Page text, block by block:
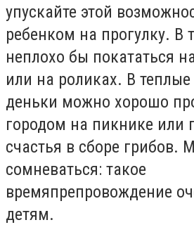
упускайте этой
ребенком на прогулку. В
неплохо бы покататься
или на роликах. В
деньки можно хорошо
городом на пикнике или
счастья в сборе грибов.
сомневаться: такое
времяпрепровождение
детям.